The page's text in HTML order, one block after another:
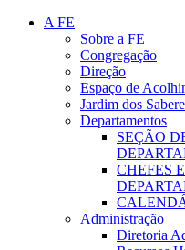
A FE
Sobre a FE
Congregação
Direção
Espaço de
Jardim dos
Departamentos
SEÇÃO
CHEFES
Administração
Diretoria